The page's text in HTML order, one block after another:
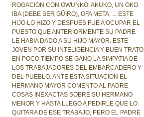
ROGACION CON OWUNKO, AKUKO, UN OKO
IBA (DEBE SER GÜIRO), OFA META, ... ESTE
HIJO LO HIZO Y DESPUES FUE A OCUPAR EL
PUESTO QUE ANTERIORMENTE SU PADRE
LE HABIA DADO A SU HIJO MAYOR. ESTE
JOVEN POR SU INTELIGENCIA Y BUEN TRATO
EN POCO TIEMPO SE GANO LA SIMPATIA DE
LOS TRABAJADORES DEL EMBARCADERO Y
DEL PUEBLO. ANTE ESTA SITUACION EL
HERMANO MAYOR COMENTO AL PADRE
COSAS INEXACTAS SOBRE SU HERMANO
MENOR Y HASTA LLEGO A PEDIRLE QUE LO
QUITARA DE ESE TRABAJO, PERO EL PADRE